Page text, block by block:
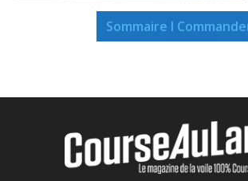
Sommaire I